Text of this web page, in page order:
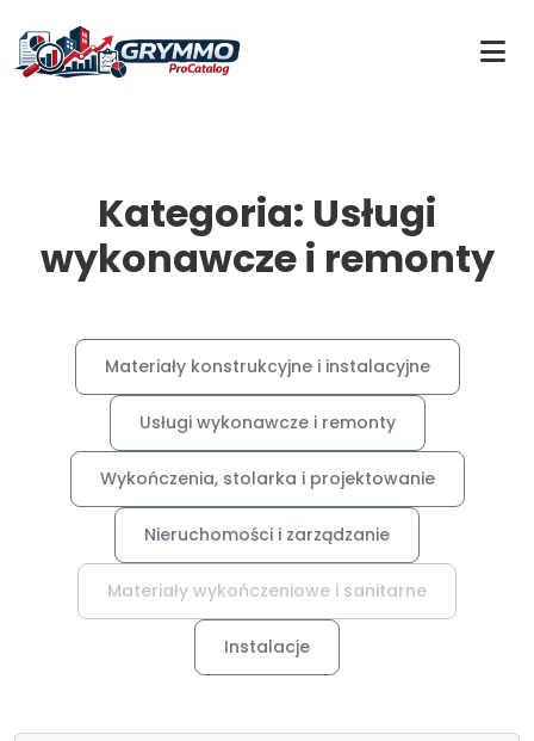
Kategoria: Usługi
wykonawcze i remonty
Materiały konstrukcyjne i instalacyjne
Usługi wykonawcze i remonty
Wykończenia, stolarka i projektowanie
Nieruchomości i zarządzanie
Materiały wykończeniowe i sanitarne
Instalacje